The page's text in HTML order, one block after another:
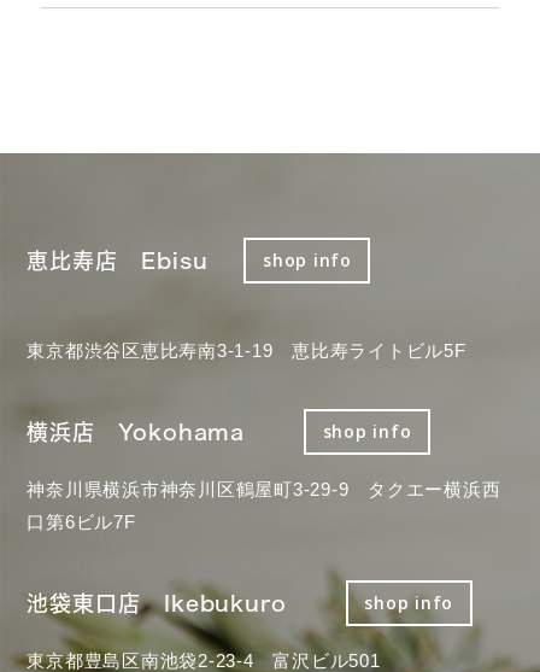
恵比寿店 Ebisu shop info
東京都渋谷区恵比寿南3-1-19 恵比寿ライトビル5F
横浜店 Yokohama shop info
神奈川県横浜市神奈川区鶴屋町3-29-9 タクエー横浜西
口第6ビル7F
池袋東口店 Ikebukuro shop info
東京都豊島区南池袋2-23-4 富沢ビル501